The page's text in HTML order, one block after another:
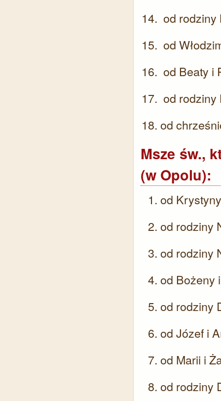
od
od
od Beaty i
od
od
Msze św.,
(w Opolu):
od
od rodziny
od rodziny
od Bożeny
od rodziny
od Józef i
od Marii i
od rodziny